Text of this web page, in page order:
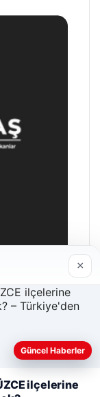
çerezler
×
Güncel Haberler
ilçelerine